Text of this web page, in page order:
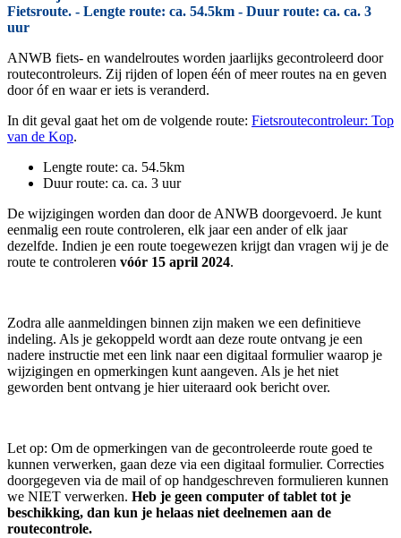
Fietsroute. - Lengte route: ca. 54.5km - Duur route: ca. ca. 3
uur
ANWB fiets- en wandelroutes worden jaarlijks gecontroleerd door
routecontroleurs. Zij rijden of lopen één of meer routes na en geven
door óf en waar er iets is veranderd.
In dit geval gaat het om de volgende route: Fietsroutecontroleur: Top
van de Kop.
Lengte route: ca. 54.5km
Duur route: ca. ca. 3 uur
De wijzigingen worden dan door de ANWB doorgevoerd. Je kunt
eenmalig een route controleren, elk jaar een ander of elk jaar
dezelfde. Indien je een route toegewezen krijgt dan vragen wij je de
route te controleren vóór 15 april 2024.
Zodra alle aanmeldingen binnen zijn maken we een definitieve
indeling. Als je gekoppeld wordt aan deze route ontvang je een
nadere instructie met een link naar een digitaal formulier waarop je
wijzigingen en opmerkingen kunt aangeven. Als je het niet
geworden bent ontvang je hier uiteraard ook bericht over.
Let op: Om de opmerkingen van de gecontroleerde route goed te
kunnen verwerken, gaan deze via een digitaal formulier. Correcties
doorgegeven via de mail of op handgeschreven formulieren kunnen
we NIET verwerken. Heb je geen computer of tablet tot je
beschikking, dan kun je helaas niet deelnemen aan de
routecontrole.